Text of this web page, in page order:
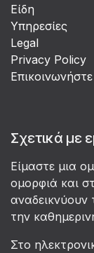
Είδη
Υπηρεσίες
Legal
Privacy Policy
Σχετικά με
Είμαστε μια
ομορφιά και
αναδεικνύουν
την
Στο